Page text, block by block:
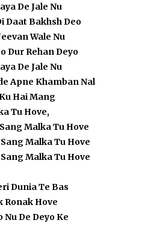
De Jale Nu
Daat Bakhsh Deo
Wale Nu
Dur Rehan Deyo
De Jale Nu
Apne Khamban Nal
Hai Mang
Tu Hove,
Malka Tu Hove
Malka Tu Hove
Malka Tu Hove
Dunia Te Bas
Ronak Hove
Nu De Deyo Ke